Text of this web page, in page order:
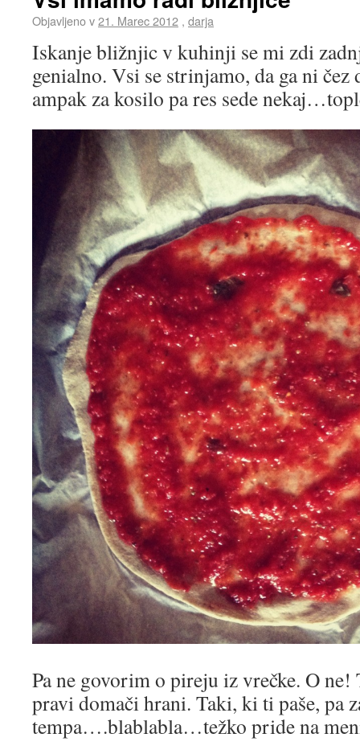
Objavljeno v21. Marec 2012 , darja
Iskanje bližnjic v kuhinji se mi zdi
genialno. Vsi se strinjamo, da ga ni čez
ampak za kosilo pa res sede
Pa ne govorim o pireju iz vrečke. O ne!
pravi domači hrani. Taki, ki ti paše, pa
tempa….blablabla…težko pride na